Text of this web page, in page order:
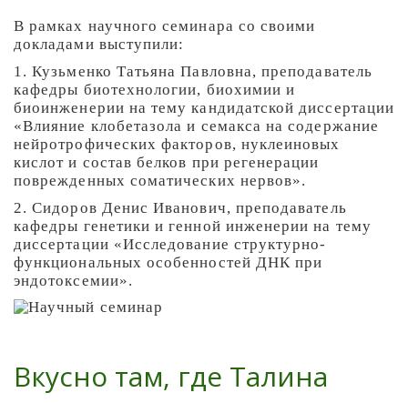
В рамках научного семинара со своими
докладами выступили:
1. Кузьменко Татьяна Павловна, преподаватель
кафедры биотехнологии, биохимии и
биоинженерии на тему кандидатской диссертации
«Влияние клобетазола и семакса на содержание
нейротрофических факторов, нуклеиновых
кислот и состав белков при регенерации
поврежденных соматических нервов».
2. Сидоров Денис Иванович, преподаватель
кафедры генетики и генной инженерии на тему
диссертации «Исследование структурно-
функциональных особенностей ДНК при
эндотоксемии».
Вкусно там, где Талина